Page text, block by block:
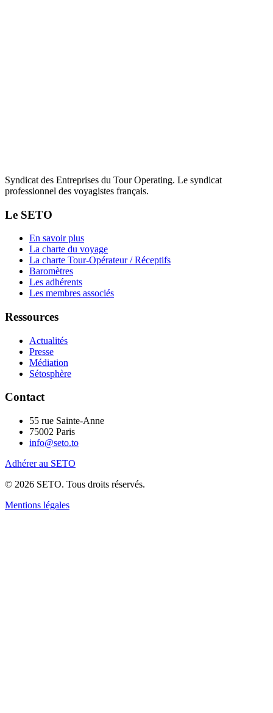
Syndicat des Entreprises du Tour Operating. Le syndicat
professionnel des voyagistes français.
Le SETO
En savoir plus
La charte du voyage
La charte Tour-Opérateur / Réceptifs
Baromètres
Les adhérents
Les membres associés
Ressources
Actualités
Presse
Médiation
Sétosphère
Contact
55 rue Sainte-Anne
75002 Paris
info@seto.to
Adhérer au SETO
© 2026 SETO. Tous droits réservés.
Mentions légales